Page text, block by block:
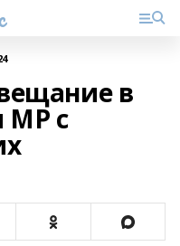
в
МР с